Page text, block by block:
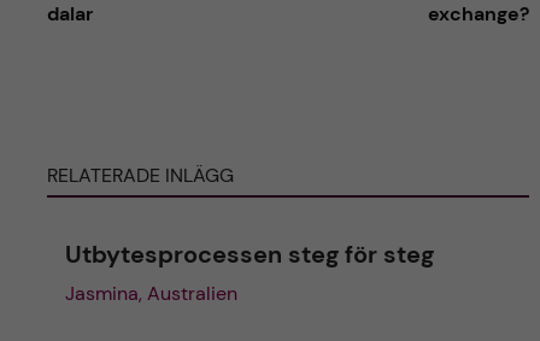
r
dalar
exchange?
RELATERADE INLÄGG
Utbytesprocessen steg för steg
Jasmina, Australien